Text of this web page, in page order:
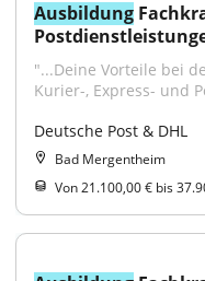
Ausbildung
"...Deine Vorteile bei
Kurier-, Express- und
Deutsche Post & DHL
Bad Mergentheim
Von 21.100,00 € bis